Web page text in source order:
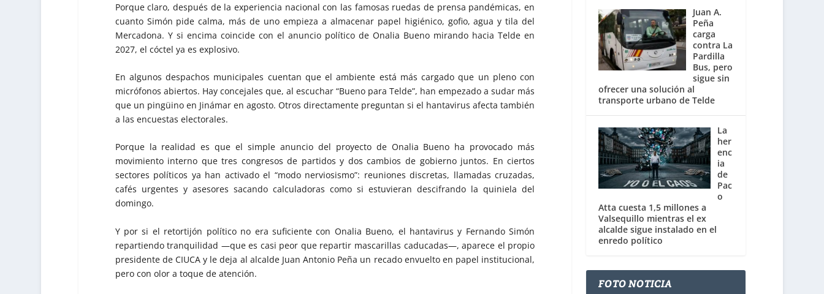
Porque claro, después de la experiencia nacional con las famosas ruedas de prensa pandémicas, en
cuanto Simón pide calma, más de uno empieza a almacenar papel higiénico, gofio, agua y tila del
Mercadona. Y si encima coincide con el anuncio político de Onalia Bueno mirando hacia Telde en
2027, el cóctel ya es explosivo.
En algunos despachos municipales cuentan que el ambiente está más cargado que un pleno con
micrófonos abiertos. Hay concejales que, al escuchar “Bueno para Telde”, han empezado a sudar más
que un pingüino en Jinámar en agosto. Otros directamente preguntan si el hantavirus afecta también
a las encuestas electorales.
Porque la realidad es que el simple anuncio del proyecto de Onalia Bueno ha provocado más
movimiento interno que tres congresos de partidos y dos cambios de gobierno juntos. En ciertos
sectores políticos ya han activado el “modo nerviosismo”: reuniones discretas, llamadas cruzadas,
cafés urgentes y asesores sacando calculadoras como si estuvieran descifrando la quiniela del
domingo.
Y por si el retortijón político no era suficiente con Onalia Bueno, el hantavirus y Fernando Simón
repartiendo tranquilidad —que es casi peor que repartir mascarillas caducadas—, aparece el propio
presidente de CIUCA y le deja al alcalde Juan Antonio Peña un recado envuelto en papel institucional,
pero con olor a toque de atención.
Juan A.
Peña
carga
contra La
Pardilla
Bus, pero
sigue sin
ofrecer una solución al
transporte urbano de Telde
La
her
enc
ia
de
Pac
o
Atta cuesta 1,5 millones a
Valsequillo mientras el ex
alcalde sigue instalado en el
enredo político
FOTO NOTICIA